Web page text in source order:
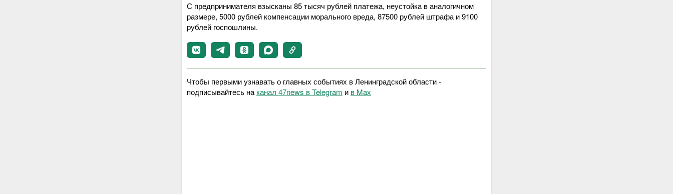
С предпринимателя взысканы 85 тысяч рублей платежа, неустойка в аналогичном
размере, 5000 рублей компенсации морального вреда, 87500 рублей штрафа и 9100
рублей госпошлины.
Чтобы первыми узнавать о главных событиях в Ленинградской области -
подписывайтесь на канал 47news в Telegram и в Maх